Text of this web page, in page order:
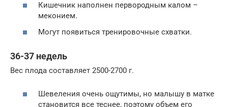
Кишечник наполнен первородным калом –
меконием.
Могут появиться тренировочные схватки.
36-37 недель
Вес плода составляет 2500-2700 г.
Шевеления очень ощутимы, но малышу в матке
становится все теснее, поэтому объем его